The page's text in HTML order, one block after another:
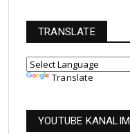
TRANSLATE
Translate
YOUTUBE KANALIM